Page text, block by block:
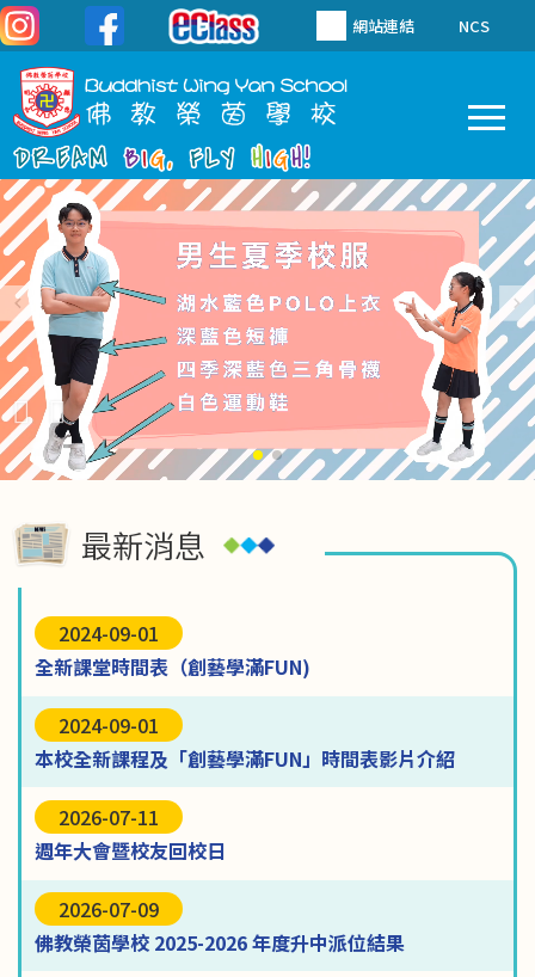
移至主內容 網站連結 NCS
Main
navigation
最新消息
2024-09-01
全新課堂時間表（創藝學滿FUN)
2024-09-01
本校全新課程及「創藝學滿FUN」時間表影片介紹
2026-07-11
週年大會暨校友回校日
2026-07-09
佛教榮茵學校 2025-2026 年度升中派位結果